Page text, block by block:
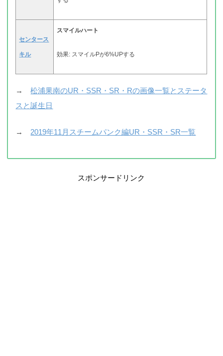
センタース
キル
スマイルハート
効果: スマイルPが6%UPする
→松浦果南のUR・SSR・SR・Rの画像一覧とステータ
スと誕生日
→ 2019年11月スチームパンク編UR・SSR・SR一覧
スポンサードリンク